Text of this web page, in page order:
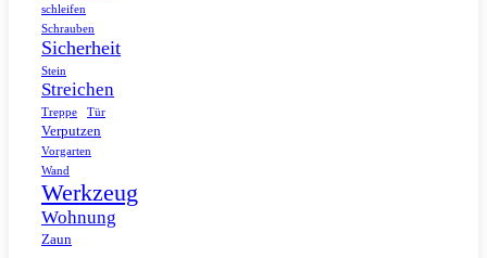
schleifen
Schrauben
Sicherheit
Stein
Streichen
Treppe Tür
Verputzen
Vorgarten
Wand
Werkzeug
Wohnung
Zaun